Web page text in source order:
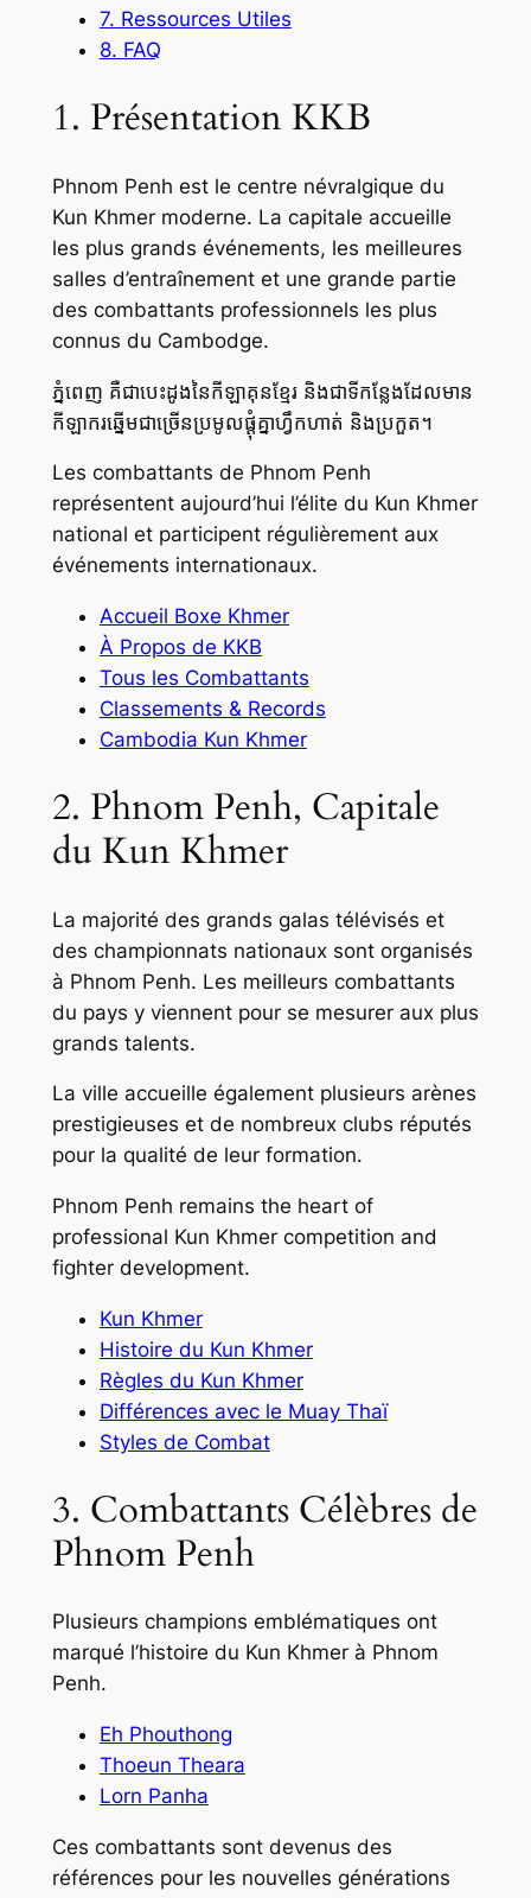
7. Ressources Utiles
8. FAQ
1. Présentation KKB
Phnom Penh est le centre névralgique du
Kun Khmer moderne. La capitale accueille
les plus grands événements, les meilleures
salles d’entraînement et une grande partie
des combattants professionnels les plus
connus du Cambodge.
ភ្នំពេញ គឺជាបេះដូងនៃកីឡាគុនខ្មែរ និងជាទីកន្លែងដែលមាន
កីឡាករឆ្នើមជាច្រើនប្រមូលផ្តុំគ្នាហ្វឹកហាត់ និងប្រកួត។
Les combattants de Phnom Penh
représentent aujourd’hui l’élite du Kun Khmer
national et participent régulièrement aux
événements internationaux.
Accueil Boxe Khmer
À Propos de KKB
Tous les Combattants
Classements & Records
Cambodia Kun Khmer
2. Phnom Penh, Capitale
du Kun Khmer
La majorité des grands galas télévisés et
des championnats nationaux sont organisés
à Phnom Penh. Les meilleurs combattants
du pays y viennent pour se mesurer aux plus
grands talents.
La ville accueille également plusieurs arènes
prestigieuses et de nombreux clubs réputés
pour la qualité de leur formation.
Phnom Penh remains the heart of
professional Kun Khmer competition and
fighter development.
Kun Khmer
Histoire du Kun Khmer
Règles du Kun Khmer
Différences avec le Muay Thaï
Styles de Combat
3. Combattants Célèbres de
Phnom Penh
Plusieurs champions emblématiques ont
marqué l’histoire du Kun Khmer à Phnom
Penh.
Eh Phouthong
Thoeun Theara
Lorn Panha
Ces combattants sont devenus des
références pour les nouvelles générations